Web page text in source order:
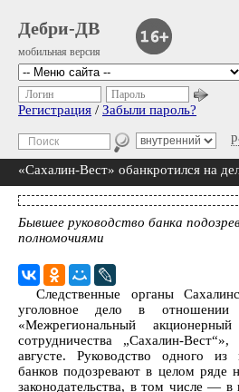
Дебри-ДВ
мобильная версия
Логин Пароль
Регистрация / Забыли пароль?
«Сахалин-Вест» обанкротился на
Бывшее руководство банка
полномочиями
Следственные органы
уголовное дело в отношении
«Межрегиональный
сотрудничества „Сахалин-
августе. Руководство одного из
банков подозревают в целом ряде
законодательства, в том числе — в